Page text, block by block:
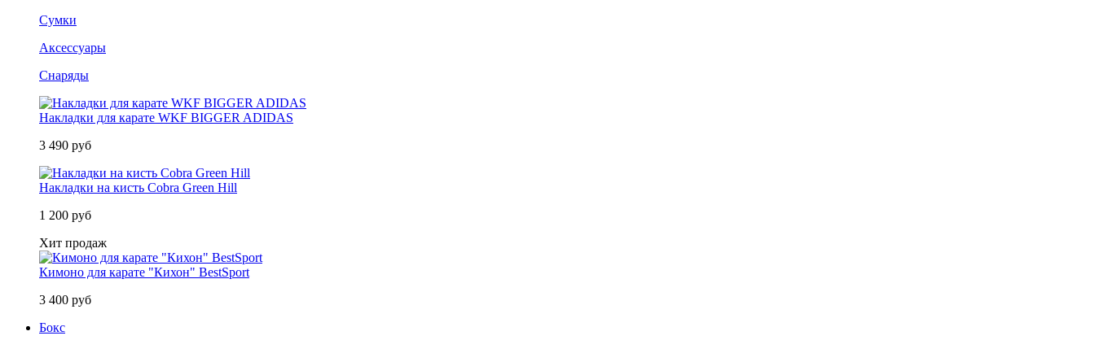
Сумки
Аксессуары
Снаряды
Накладки для карате WKF BIGGER ADIDAS
3 490 руб
Накладки на кисть Cobra Green Hill
1 200 руб
Хит продаж
Кимоно для карате "Кихон" BestSport
3 400 руб
Бокс